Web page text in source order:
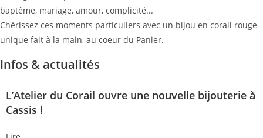
baptême, mariage, amour, complicité...
Chérissez ces moments particuliers avec un bijou en corail rouge
unique fait à la main, au coeur du Panier.
Infos & actualités
L’Atelier du Corail ouvre une nouvelle bijouterie à
Cassis !